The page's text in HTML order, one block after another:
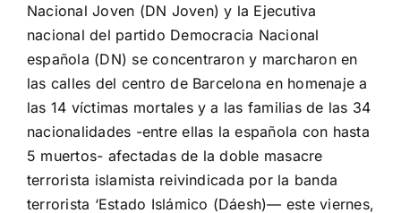
Nacional Joven (DN Joven) y la Ejecutiva
nacional del partido Democracia Nacional
española (DN) se concentraron y marcharon en
las calles del centro de Barcelona en homenaje a
las 14 víctimas mortales y a las familias de las 34
nacionalidades -entre ellas la española con hasta
5 muertos- afectadas de la doble masacre
terrorista islamista reivindicada por la banda
terrorista ‘Estado Islámico (Dáesh)— este viernes,